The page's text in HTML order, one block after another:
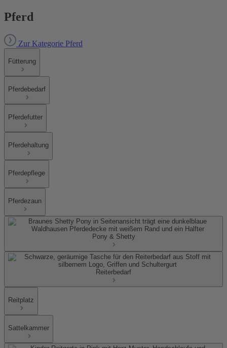
Pferd
Zur Kategorie Pferd
Fütterung
Pferdebedarf
Pferdefutter
Pferdehaltung
Pferdepflege
Pferdezaun
Pony & Shetty
Reiterbedarf
Reitplatz
Sattelkammer